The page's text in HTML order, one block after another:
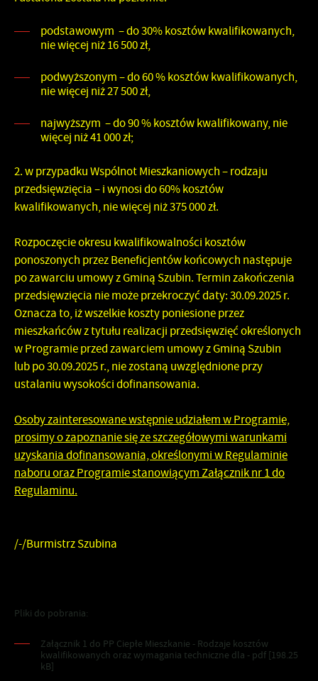
podstawowym – do 30% kosztów kwalifikowanych,
nie więcej niż 16 500 zł,
podwyższonym – do 60 % kosztów kwalifikowanych,
nie więcej niż 27 500 zł,
najwyższym – do 90 % kosztów kwalifikowany, nie
więcej niż 41 000 zł;
2. w przypadku Wspólnot Mieszkaniowych– rodzaju
przedsięwzięcia – i wynosido 60% kosztów
kwalifikowanych, nie więcej niż 375 000 zł.
Rozpoczęcie okresu kwalifikowalności kosztów
ponoszonych przez Beneficjentów końcowych następuje
po zawarciu umowy z Gminą Szubin. Termin zakończenia
przedsięwzięcia nie może przekroczyć daty: 30.09.2025 r.
Oznacza to, iż wszelkie koszty poniesione przez
mieszkańców z tytułu realizacji przedsięwzięć określonych
w Programie przed zawarciem umowy z Gminą Szubin
lub po 30.09.2025 r.,nie zostaną uwzględnione przy
ustalaniu wysokości dofinansowania.
Osoby zainteresowane wstępnie udziałem w Programie,
prosimy o zapoznanie się ze szczegółowymi warunkami
uzyskania dofinansowania, określonymi w Regulaminie
naboru oraz Programie stanowiącym Załącznik nr 1 do
Regulaminu.
/-/Burmistrz Szubina
Pliki do pobrania:
Załącznik 1 do PP Ciepłe Mieszkanie - Rodzaje kosztów
kwalifikowanych oraz wymagania techniczne dla - pdf [198.25
kB]